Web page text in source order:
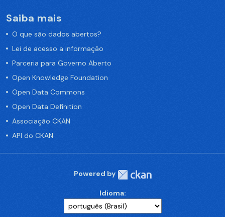
Saiba mais
O que são dados abertos?
Lei de acesso a informação
Parceria para Governo Aberto
Open Knowledge Foundation
Open Data Commons
Open Data Definition
Associação CKAN
API do CKAN
Powered by
Idioma